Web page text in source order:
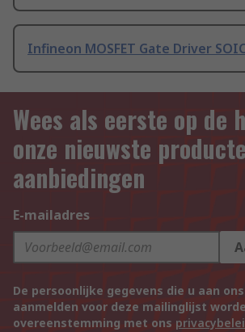
Infineon MOSFET Gate Driver
Wees als eerste op de
onze nieuwste
aanbiedingen
E-mailadres
De persoonlijke gegevens die u aan
aanmelden voor deze mailinglijst
overeenstemming met ons